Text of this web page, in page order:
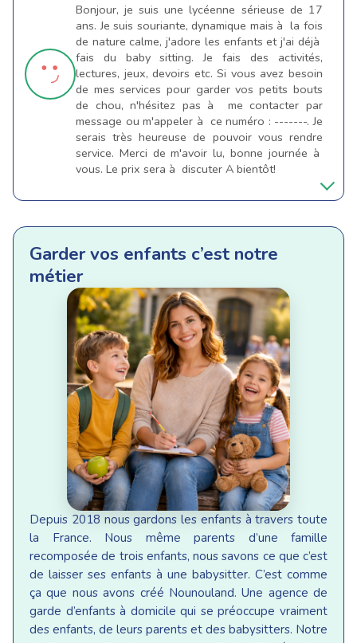
Bonjour, je suis une lycéenne sérieuse de 17
ans. Je suis souriante, dynamique mais à la fois
de nature calme, j'adore les enfants et j'ai déjà
fais du baby sitting. Je fais des activités,
lectures, jeux, devoirs etc. Si vous avez besoin
de mes services pour garder vos petits bouts
de chou, n'hésitez pas à me contacter par
message ou m'appeler à ce numéro : -------. Je
serais très heureuse de pouvoir vous rendre
service. Merci de m'avoir lu, bonne journée à
vous. Le prix sera à discuter A bientôt!
Garder vos enfants c’est notre
métier
Depuis 2018 nous gardons les enfants à travers toute
la France. Nous même parents d’une famille
recomposée de trois enfants, nous savons ce que c’est
de laisser ses enfants à une babysitter. C’est comme
ça que nous avons créé Nounouland. Une agence de
garde d’enfants à domicile qui se préoccupe vraiment
des enfants, de leurs parents et des babysitters. Notre